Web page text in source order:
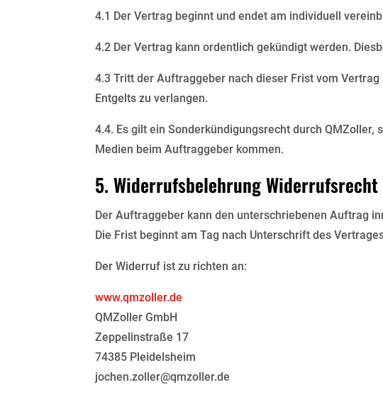
4.1 Der Vertrag beginnt und endet am individuell
4.2 Der Vertrag kann ordentlich gekündigt werden.
4.3 Tritt der Auftraggeber nach dieser Frist vom
Entgelts zu verlangen.
4.4. Es gilt ein Sonderkündigungsrecht durch
Medien beim Auftraggeber kommen.
5. Widerrufsbelehrung Widerrufsrecht
Der Auftraggeber kann den unterschriebenen Auftrag
Die Frist beginnt am Tag nach Unterschrift des
Der Widerruf ist zu richten an:
www.qmzoller.de
QMZoller GmbH
Zeppelinstraße 17
74385 Pleidelsheim
jochen.zoller@qmzoller.de